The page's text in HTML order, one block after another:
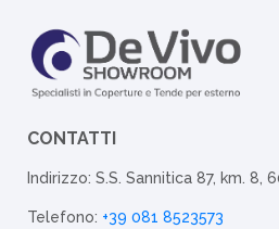
CONTATTI
Indirizzo: S.S. Sannitica 87, km. 8,
Telefono: +39 081 8523573